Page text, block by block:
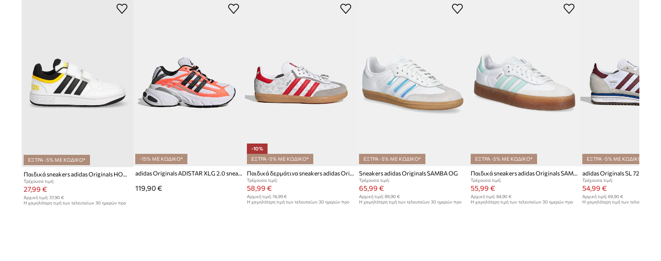
ΕΞΤΡΑ -5% ΜΕ ΚΩΔΙΚΟ*
Παιδικά sneakers adidas Originals HOOPS 3.0 CF C
Τρέχουσα τιμή:
27,99 €
Αρχική τιμή: 37,90 €
Η χαμηλότερη τιμή των τελευταίων 30 ημερών προ
-15% ΜΕ ΚΩΔΙΚΟ*
adidas Originals ADISTAR XLG 2.0 sneakers παιδικά
119,90 €
-10%
ΕΞΤΡΑ -5% ΜΕ ΚΩΔΙΚΟ*
Παιδικά δερμάτινα sneakers adidas Originals SAMBA OG
Τρέχουσα τιμή:
58,99 €
Αρχική τιμή: 74,99 €
Η χαμηλότερη τιμή των τελευταίων 30 ημερών προ
ΕΞΤΡΑ -5% ΜΕ ΚΩΔΙΚΟ*
Sneakers adidas Originals SAMBA OG
Τρέχουσα τιμή:
65,99 €
Αρχική τιμή: 89,90 €
Η χαμηλότερη τιμή των τελευταίων 30 ημερών προ
ΕΞΤΡΑ -5% ΜΕ ΚΩΔΙΚΟ*
Παιδικά sneakers adidas Originals SAMBAE
Τρέχουσα τιμή:
55,99 €
Αρχική τιμή:84,90 €
Η χαμηλότερη τιμή των τελευταίων 30 ημερών προ
ΕΞΤΡΑ -5% ΜΕ ΚΩΔΙΚΟ*
Τρέχουσα τιμή:
54,99 €
Αρχική τιμή: 69,90 €
Η χαμηλότερη τιμή των τελευταίων